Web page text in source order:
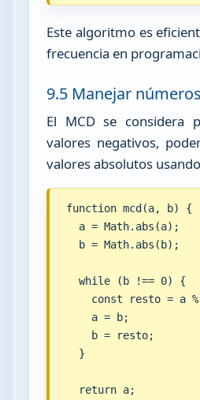
Este algoritmo es
frecuencia en
9.5 Manejar
El MCD se considera
valores negativos,
valores absolutos usando
function mcd(a, b) {
  a = Math.abs(a);
  b = Math.abs(b);
  while (b !== 0) {
const resto = a %
    a = b;
    b = resto;
  }
  return a;